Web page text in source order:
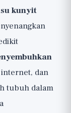
kunyit
dan
tubuh dalam